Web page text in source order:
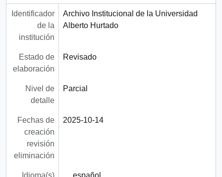
Identificador
de la
institución
Archivo Institucional de la Universidad
Alberto Hurtado
Estado de
elaboración
Revisado
Nivel de
detalle
Parcial
Fechas de
creación
revisión
eliminación
2025-10-14
Idioma(s) español